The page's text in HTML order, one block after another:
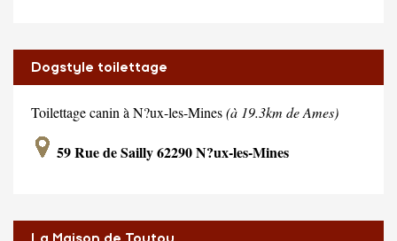
Dogstyle toilettage
Toilettage canin à N?ux-les-Mines(à 19.3km de Ames)
59 Rue de Sailly 62290 N?ux-les-Mines